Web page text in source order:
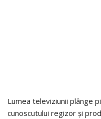
Lumea televiziunii plânge
cunoscutului regizor și